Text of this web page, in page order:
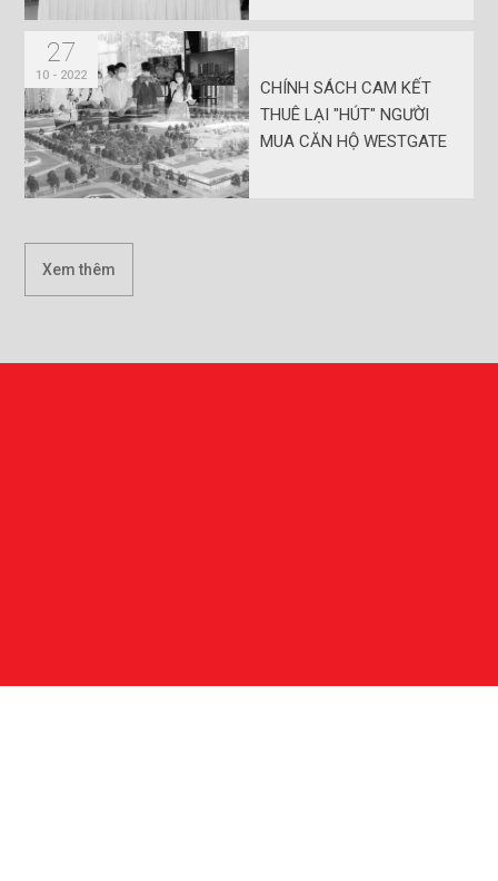
27
10 - 2022
CHÍNH SÁCH CAM KẾT
THUÊ LẠI "HÚT" NGƯỜI
MUA CĂN HỘ WESTGATE
Xem thêm